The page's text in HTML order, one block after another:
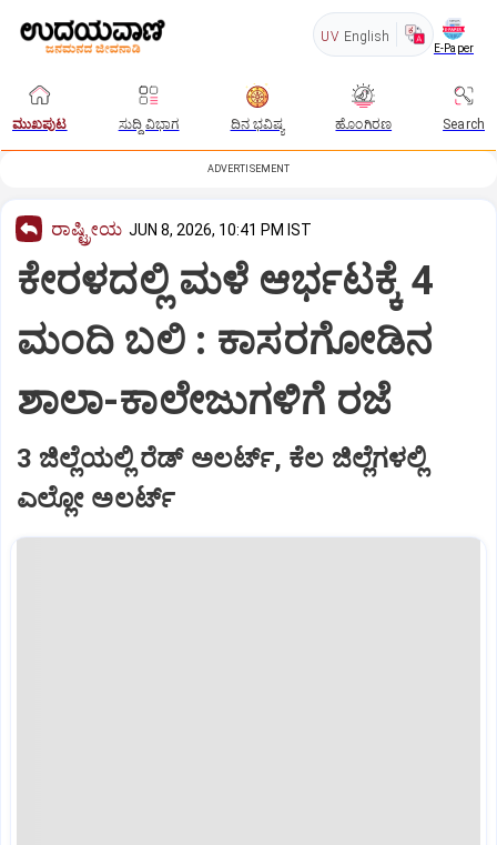
UV English
E-Paper
ಮುಖಪುಟ ಸುದ್ದಿ ವಿಭಾಗ ದಿನ ಭವಿಷ್ಯ ಹೊಂಗಿರಣ Search
ADVERTISEMENT
ರಾಷ್ಟ್ರೀಯ JUN 8, 2026, 10:41 PM IST
ಕೇರಳದಲ್ಲಿ ಮಳೆ ಆರ್ಭಟಕ್ಕೆ 4
ಮಂದಿ ಬಲಿ : ಕಾಸರಗೋಡಿನ
ಶಾಲಾ-ಕಾಲೇಜುಗಳಿಗೆ ರಜೆ
3 ಜಿಲ್ಲೆಯಲ್ಲಿ ರೆಡ್‌ ಅಲರ್ಟ್‌, ಕೆಲ ಜಿಲ್ಲೆಗಳಲ್ಲಿ
ಎಲ್ಲೋ ಅಲರ್ಟ್